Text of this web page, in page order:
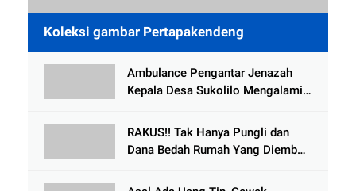
Koleksi gambar Pertapakendeng
Ambulance Pengantar Jenazah
Kepala Desa Sukolilo Mengalami
Meninggal Dunia
RAKUS!! Tak Hanya Pungli dan
Dana Bedah Rumah Yang Diembat,
Tlogowungu, di Duga